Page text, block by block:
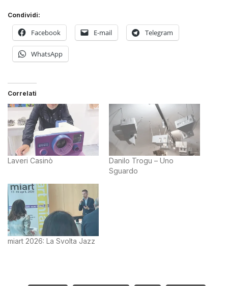
Condividi:
Facebook E-mail Telegram
WhatsApp
Correlati
Laveri Casinò
Danilo Trogu – Uno
Sguardo
miart 2026: La Svolta Jazz